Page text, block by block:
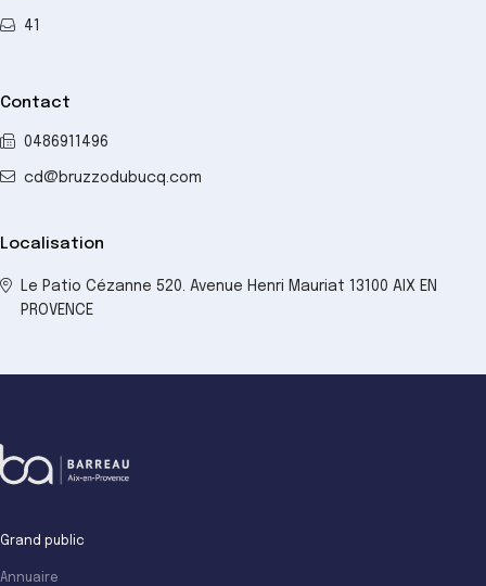
41
Contact
0486911496
cd@bruzzodubucq.com
Localisation
Le Patio Cézanne 520. Avenue Henri Mauriat 13100 AIX EN
PROVENCE
Grand public
Annuaire